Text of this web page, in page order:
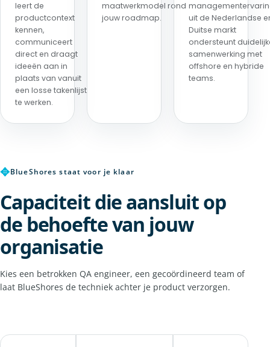
leert de
productcontext
kennen,
communiceert
direct en draagt
ideeën aan in
plaats van vanuit
een losse takenlijst
te werken.
maatwerkmodel rond
jouw roadmap.
uit de Nederlandse
Duitse markt
ondersteunt
samenwerking met
offshore en hybride
teams.
✥BlueShores staat voor je klaar
Capaciteit die aansluit op
de behoefte van jouw
organisatie
Kies een betrokken QA engineer, een gecoördineerd team of
laat BlueShores de techniek achter je product verzorgen.